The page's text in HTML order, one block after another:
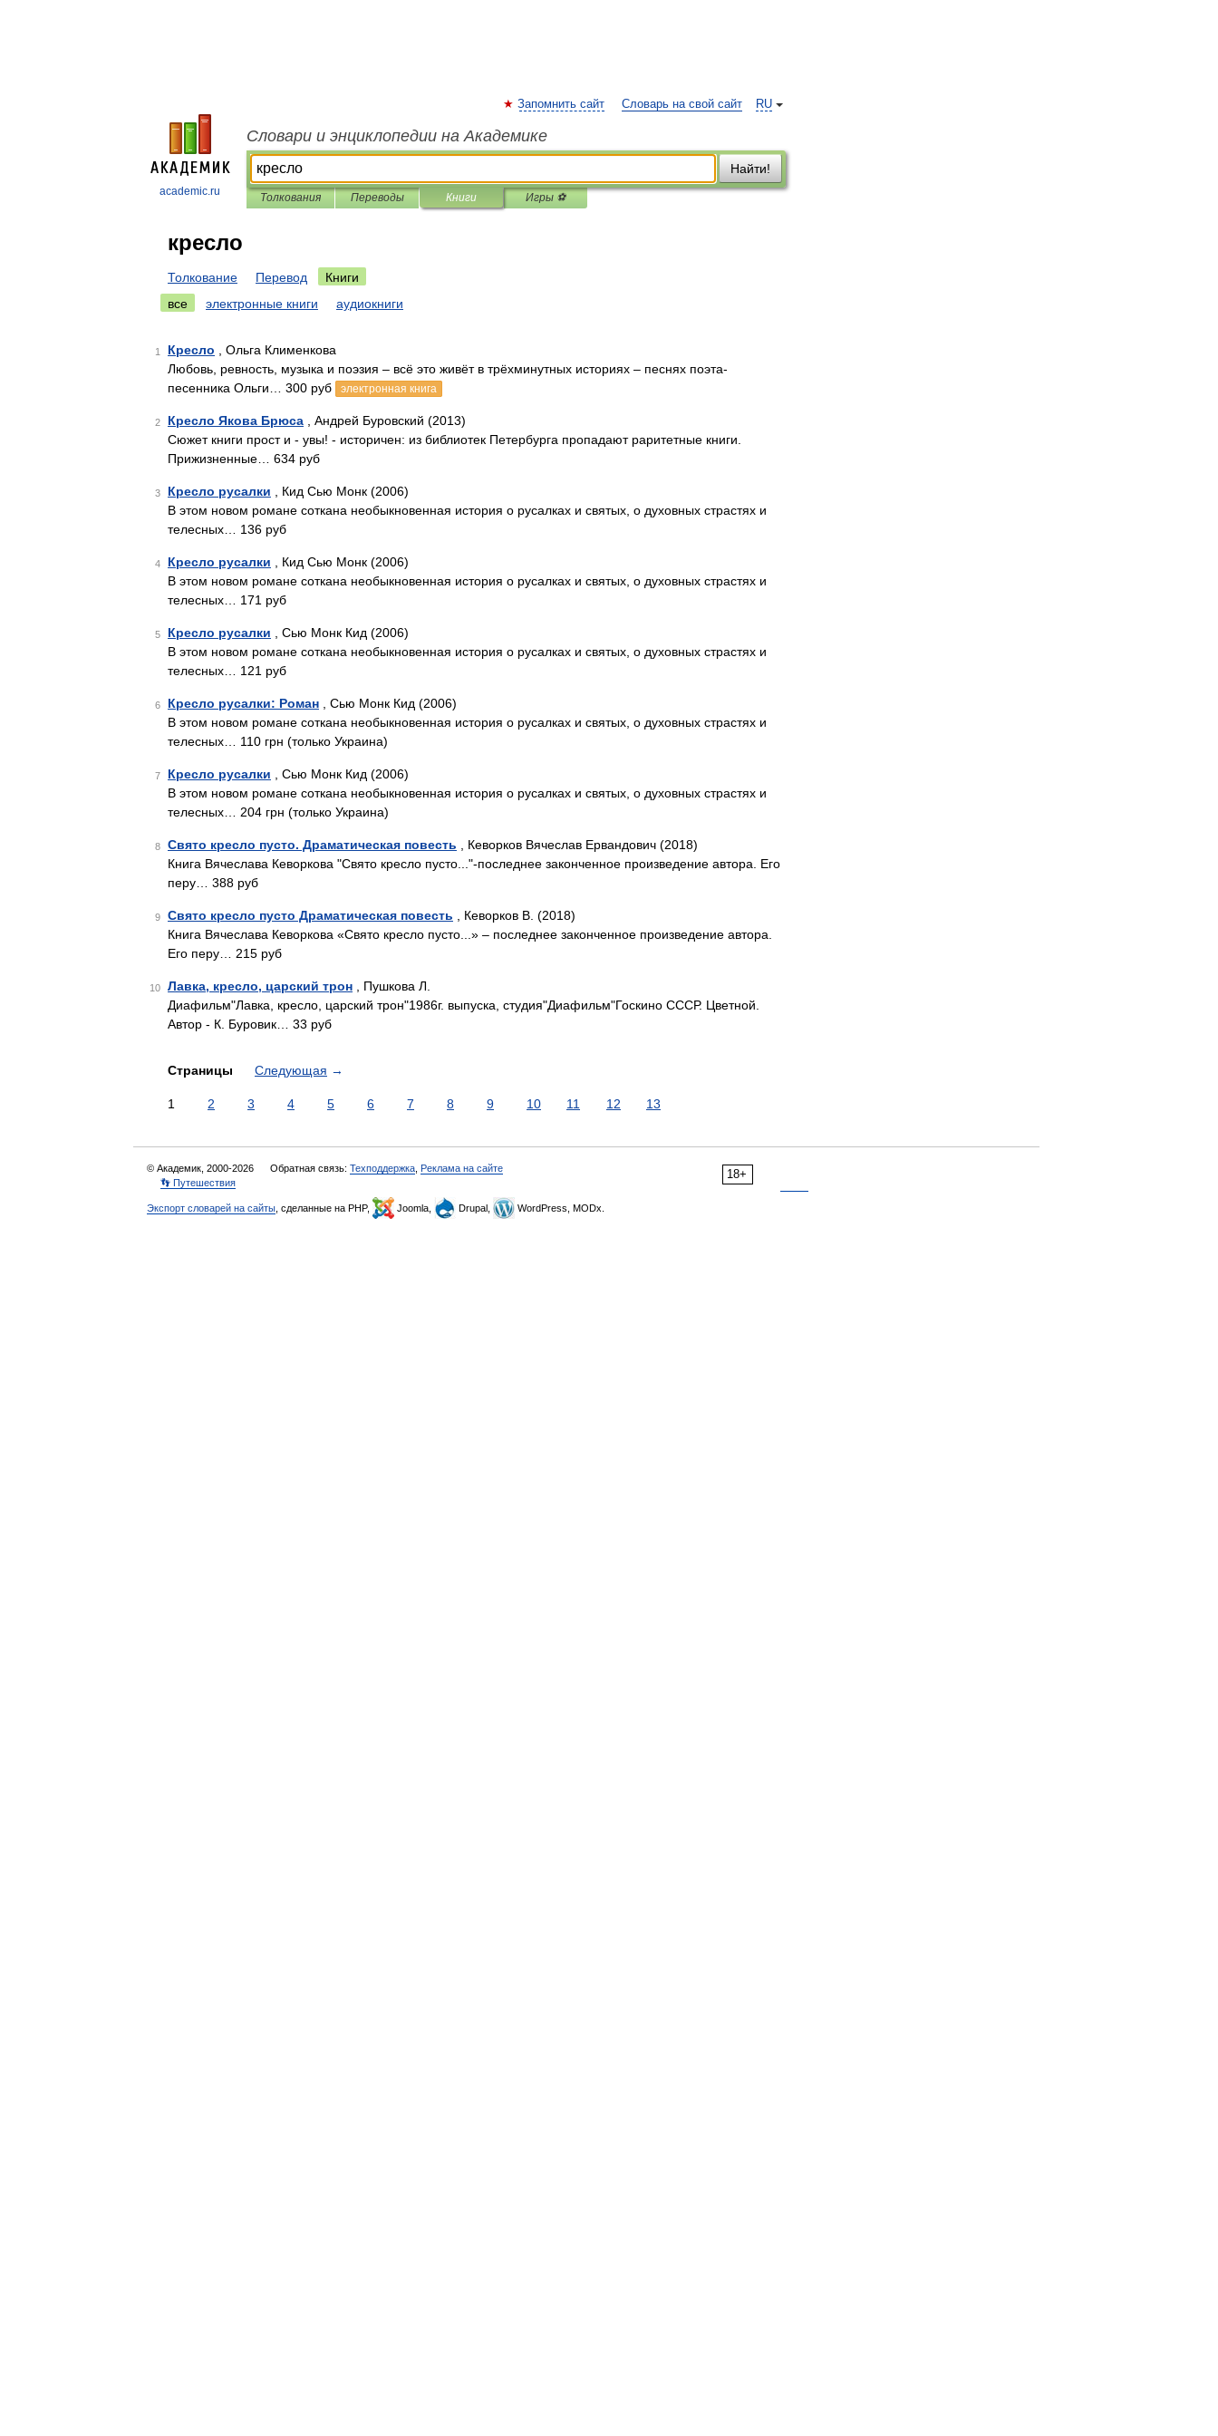
academic.ru
RU
Запомнить сайт Словарь на свой сайт
Словари и энциклопедии на Академике
Найти!
Толкования Переводы Книги Игры ⚽
кресло
Толкование Перевод
Книги
все
электронные книги аудиокниги
1 Кресло , Ольга Клименкова
Любовь, ревность, музыка и поэзия – всё это живёт в трёхминутных историях – песнях поэта-
песенника Ольги… 300 руб
электронная книга
2 Кресло Якова Брюса , Андрей Буровский (2013)
Сюжет книги прост и - увы! - историчен: из библиотек Петербурга пропадают раритетные книги.
Прижизненные… 634 руб
3 Кресло русалки , Кид Сью Монк (2006)
В этом новом романе соткана необыкновенная история о русалках и святых, о духовных страстях и
телесных… 136 руб
4 Кресло русалки , Кид Сью Монк (2006)
В этом новом романе соткана необыкновенная история о русалках и святых, о духовных страстях и
телесных… 171 руб
5 Кресло русалки , Сью Монк Кид (2006)
В этом новом романе соткана необыкновенная история о русалках и святых, о духовных страстях и
телесных… 121 руб
6 Кресло русалки: Роман , Сью Монк Кид (2006)
В этом новом романе соткана необыкновенная история о русалках и святых, о духовных страстях и
телесных… 110 грн (только Украина)
7 Кресло русалки , Сью Монк Кид (2006)
В этом новом романе соткана необыкновенная история о русалках и святых, о духовных страстях и
телесных… 204 грн (только Украина)
8 Свято кресло пусто. Драматическая повесть , Кеворков Вячеслав Ервандович (2018)
Книга Вячеслава Кеворкова "Свято кресло пусто..."-последнее законченное произведение автора. Его
перу… 388 руб
9 Свято кресло пусто Драматическая повесть , Кеворков В. (2018)
Книга Вячеслава Кеворкова «Свято кресло пусто...» – последнее законченное произведение автора.
Его перу… 215 руб
10 Лавка, кресло, царский трон , Пушкова Л.
Диафильм"Лавка, кресло, царский трон"1986г. выпуска, студия"Диафильм"Госкино СССР. Цветной.
Автор - К. Буровик… 33 руб
Страницы Следующая →
1 2 3 4 5 6 7 8 9 10 11 12 13
18+
© Академик, 2000-2026 Обратная связь: Техподдержка Реклама на сайте
👣 Путешествия
Экспорт словарей на сайты , сделанные на PHP, Joomla, Drupal, WordPress, MODx.